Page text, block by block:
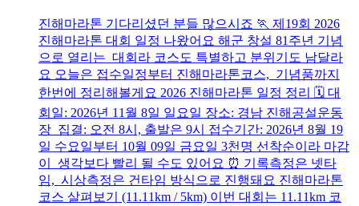
진해마라톤 기다리셨던 분들 많으시죠 🏃 제19회 2026
진해마라톤 대회 일정 나왔어요 해군 창설 81주년 기념
으로 열리는 대회라 코스도 특별하고 분위기도 남달라
요 오늘은 접수일정부터 진해마라톤코스, 기념품까지
한번에 정리해볼게요 2026 진해마라톤 일정 정리 🗓️ 대
회일: 2026년 11월 8일 일요일 장소: 경남 진해공설운동
장 집결: 오전 8시, 출발은 9시 접수기간: 2026년 8월 19
일 수요일부터 10월 09일 금요일 3천명 선착순이라 마감
이 생각보다 빨리 될 수도 있어요 ⏰ 기록측정은 넷타
임, 시상측정은 건타임 방식으로 진행돼요 진해마라톤
코스 살펴보기 (11.11km / 5km) 이번 대회는 11.11km 코